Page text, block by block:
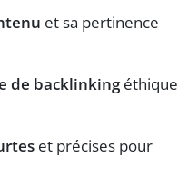
et sa pertinence
de backlinkingéthique
et précises pour